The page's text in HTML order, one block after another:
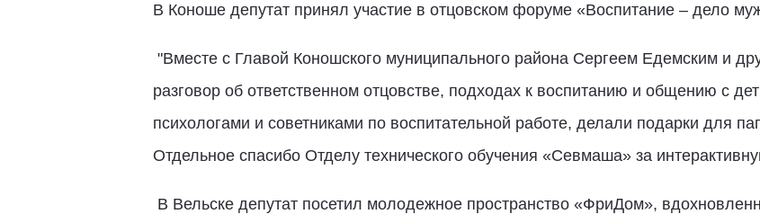
В Коноше депутат принял участие в отцовском форуме «Воспитание – дело
"Вместе с Главой Коношского муниципального района Сергеем Едемским и
разговор об ответственном отцовстве, подходах к воспитанию и общению с
психологами и советниками по воспитательной работе, делали подарки для
Отдельное спасибо Отделу технического обучения «Севмаша» за
В Вельске депутат посетил молодежное пространство «ФриДом»,